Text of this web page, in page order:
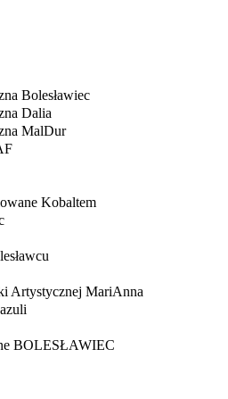
Bolesławiec
Dalia
MalDur
Kobaltem
Artystycznej MariAnna
BOLESŁAWIEC